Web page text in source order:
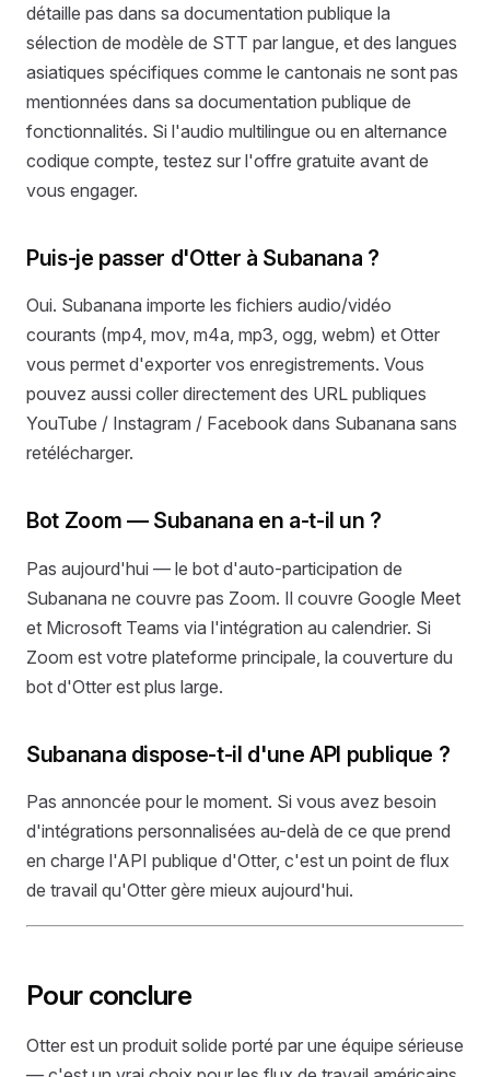
détaille pas dans sa documentation publique la
sélection de modèle de STT par langue, et des langues
asiatiques spécifiques comme le cantonais ne sont pas
mentionnées dans sa documentation publique de
fonctionnalités. Si l'audio multilingue ou en alternance
codique compte, testez sur l'offre gratuite avant de
vous engager.
Puis-je passer d'Otter à Subanana ?
Oui. Subanana importe les fichiers audio/vidéo
courants (mp4, mov, m4a, mp3, ogg, webm) et Otter
vous permet d'exporter vos enregistrements. Vous
pouvez aussi coller directement des URL publiques
YouTube / Instagram / Facebook dans Subanana sans
retélécharger.
Bot Zoom — Subanana en a-t-il un ?
Pas aujourd'hui — le bot d'auto-participation de
Subanana ne couvre pas Zoom. Il couvre Google Meet
et Microsoft Teams via l'intégration au calendrier. Si
Zoom est votre plateforme principale, la couverture du
bot d'Otter est plus large.
Subanana dispose-t-il d'une API publique ?
Pas annoncée pour le moment. Si vous avez besoin
d'intégrations personnalisées au-delà de ce que prend
en charge l'API publique d'Otter, c'est un point de flux
de travail qu'Otter gère mieux aujourd'hui.
Pour conclure
Otter est un produit solide porté par une équipe sérieuse